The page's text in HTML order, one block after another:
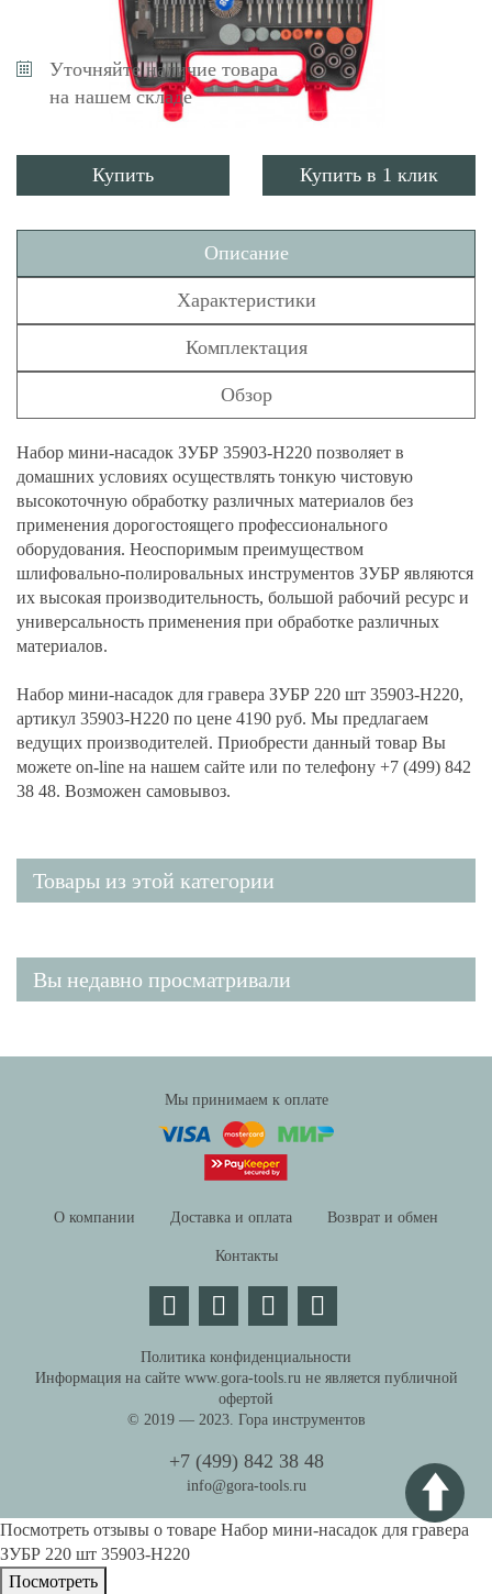
Уточняйте наличие товара
на нашем складе
Купить Купить в 1 клик
Описание
Характеристики
Комплектация
Обзор
Набор мини-насадок ЗУБР 35903-H220 позволяет в
домашних условиях осуществлять тонкую чистовую
высокоточную обработку различных материалов без
применения дорогостоящего профессионального
оборудования. Неоспоримым преимуществом
шлифовально-полировальных инструментов ЗУБР являются
их высокая производительность, большой рабочий ресурс и
универсальность применения при обработке различных
материалов.
Набор мини-насадок для гравера ЗУБР 220 шт 35903-H220,
артикул 35903-H220 по цене 4190 руб. Мы предлагаем
ведущих производителей. Приобрести данный товар Вы
можете on-line на нашем сайте или по телефону +7 (499) 842
38 48. Возможен самовывоз.
Товары из этой категории
Вы недавно просматривали
Мы принимаем к оплате
О компании Доставка и оплата Возврат и обмен
Контакты
Политика конфиденциальности
Информация на сайте www.gora-tools.ru не является публичной
офертой
© 2019 — 2023. Гора инструментов
+7 (499) 842 38 48
info@gora-tools.ru
Посмотреть отзывы о товаре Набор мини-насадок для гравера
ЗУБР 220 шт 35903-H220
Пocмотpеть